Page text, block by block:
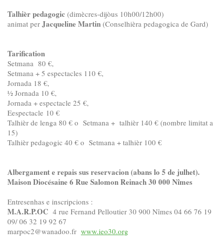
Talhièr pedagogic (dimècres-dijòus 10h00/12h00)
animat per Jacqueline Martin (Conselhièra pedagogica de Gard)
Tarification
Setmana 80 €,
Setmana + 5 espectacles 110 €,
Jornada 18 €,
½ Jornada 10 €,
Jornada + espectacle 25 €,
Eespectacle 10 €
Talhièr de lenga 80 € o Setmana + talhièr 140 € (nombre limitat a
15)
Talhièr pedagogic 40 € o Setmana + talhièr 100 €
Albergament e repais sus reservacion (abans lo 5 de julhet).
Maison Diocésaine 6 Rue Salomon Reinach 30 000 Nîmes
Entresenhas e inscripcions :
M.A.R.P.OC 4 rue Fernand Pelloutier 30 900 Nîmes 04 66 76 19
09/ 06 32 19 92 67
marpoc2@wanadoo.fr www.ieo30.org